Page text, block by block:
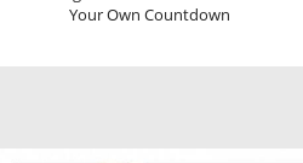
Your Own Countdown